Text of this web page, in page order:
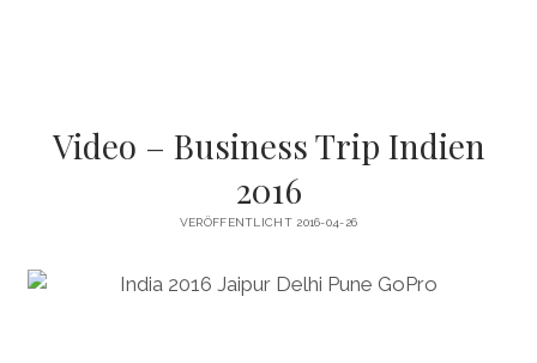
Video – Business Trip Indien
2016
VERÖFFENTLICHT 2016-04-26